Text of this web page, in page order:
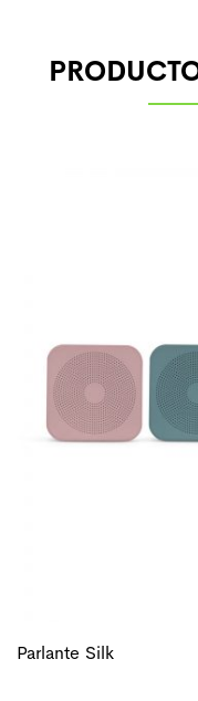
Parlante Silk